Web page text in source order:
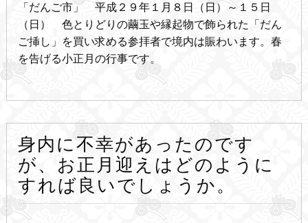
「だんご市」 平成２９年１月８日（日）～１５日
（日） 色とりどりの繭玉や縁起物で飾られた「だん
ご挿し」を買い求める参拝者で境内は賑わいます。春
を告げる小正月の行事です。
身内に不幸があったのです
が、お正月迎えはどのように
すれば良いでしょうか。